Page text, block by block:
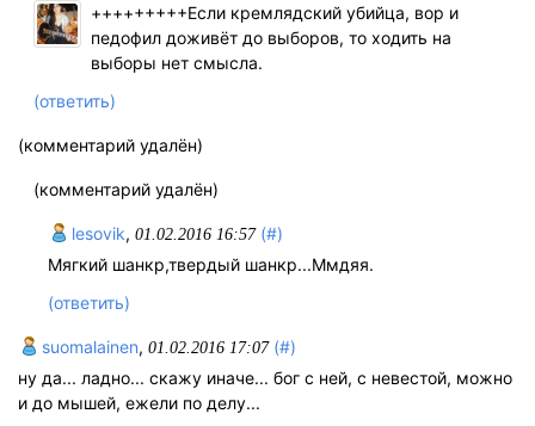
+++++++++Если кремлядский убийца, вор и
педофил доживёт до выборов, то ходить на
выборы нет смысла.
(ответить)
(комментарий удалён)
(комментарий удалён)
lesovik, 01.02.2016 16:57 (#)
Мягкий шанкр,твердый шанкр...Ммдяя.
(ответить)
suomalainen, 01.02.2016 17:07 (#)
ну да... ладно... скажу иначе... бог с ней, с невестой, можно
и до мышей, ежели по делу...